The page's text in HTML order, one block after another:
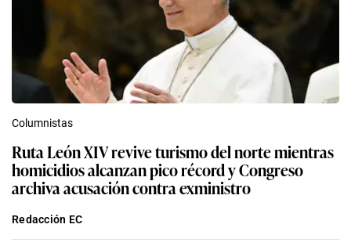
Columnistas
Ruta León XIV revive turismo del norte mientras
homicidios alcanzan pico récord y Congreso
archiva acusación contra exministro
Redacción EC